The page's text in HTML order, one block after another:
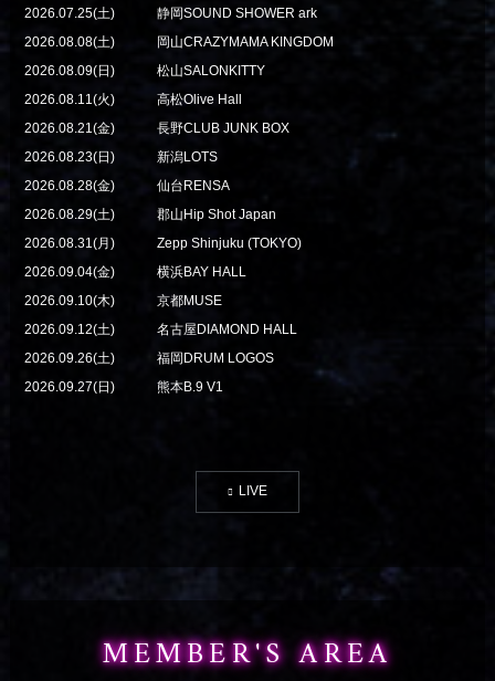
2026.07.25(土)
静岡SOUND SHOWER ark
2026.08.08(土)
岡山CRAZYMAMA KINGDOM
2026.08.09(日)
松山SALONKITTY
2026.08.11(火)
高松Olive Hall
2026.08.21(金)
長野CLUB JUNK BOX
2026.08.23(日)
新潟LOTS
2026.08.28(金)
仙台RENSA
2026.08.29(土)
郡山Hip Shot Japan
2026.08.31(月)
Zepp Shinjuku (TOKYO)
2026.09.04(金)
横浜BAY HALL
2026.09.10(木)
京都MUSE
2026.09.12(土)
名古屋DIAMOND HALL
2026.09.26(土)
福岡DRUM LOGOS
2026.09.27(日)
熊本B.9 V1
LIVE
MEMBER'S AREA